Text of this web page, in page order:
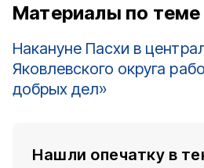
Материалы по теме
Накануне Пасхи в
Яковлевского округа
добрых дел»
Нашли опечатку в